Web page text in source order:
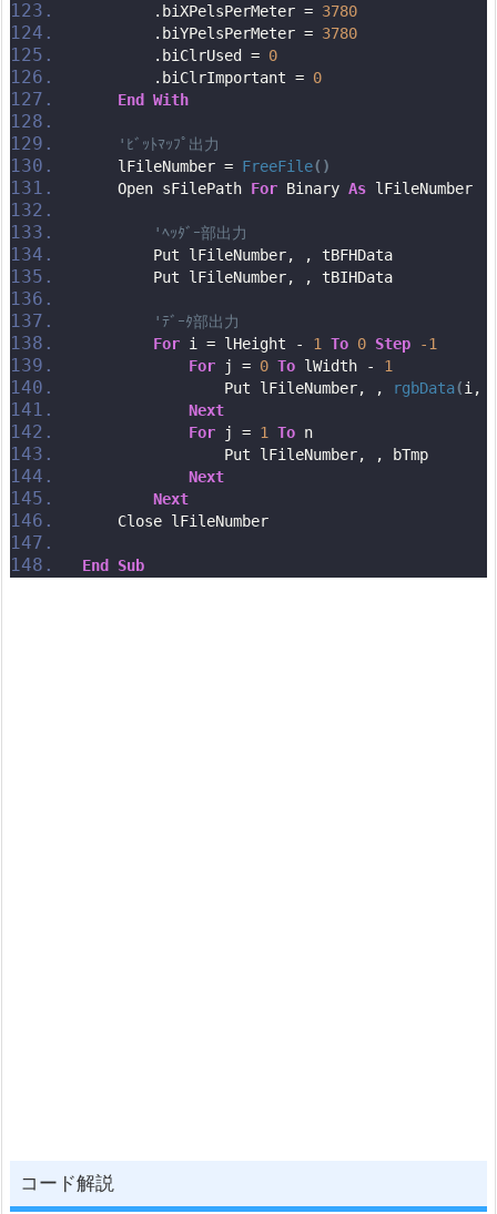
        .biXPelsPerMeter =
3780
        .biYPelsPerMeter =
3780
        .biClrUsed =
0
        .biClrImportant =
0
End With
'ﾋﾞｯﾄﾏｯﾌﾟ出力
    lFileNumber =
FreeFile()
    Open sFilePath
For Binary As lFileNumber
'ﾍｯﾀﾞｰ部出力
        Put lFileNumber, , tBFHData
        Put lFileNumber, , tBIHData
'ﾃﾞｰﾀ部出力
For i = lHeight - 1 To 0 Step
-1
For j = 0 To lWidth - 1
                Put lFileNumber, ,
rgbData(i,
Next
For j = 1 To n
                Put lFileNumber, , bTmp
Next
Next
    Close lFileNumber
End Sub
コード解説